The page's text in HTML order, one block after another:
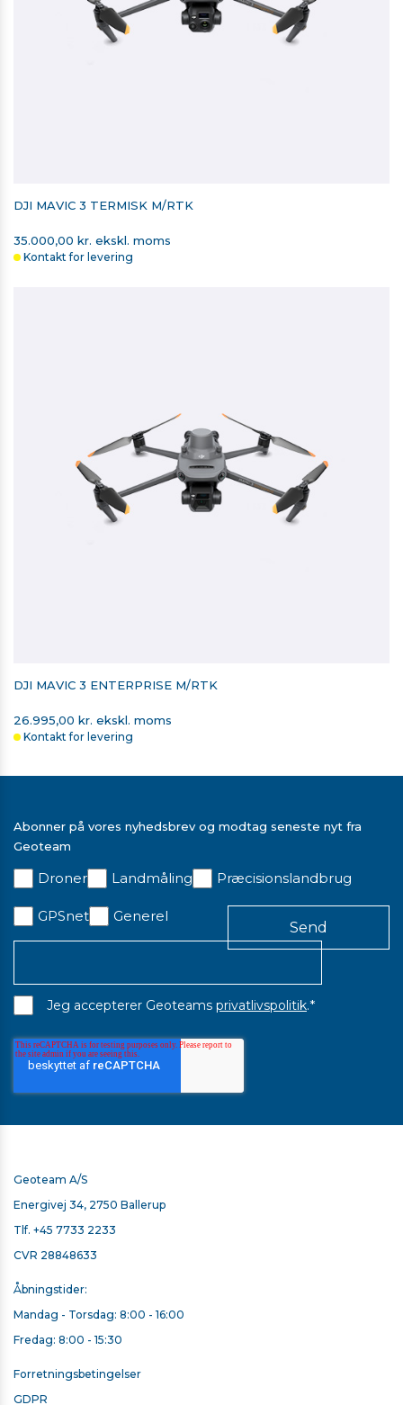
DJI MAVIC 3 TERMISK M/RTK
35.000,00 kr. ekskl. moms
Kontakt for levering
DJI MAVIC 3 ENTERPRISE M/RTK
26.995,00 kr. ekskl. moms
Kontakt for levering
Abonner på vores nyhedsbrev og modtag seneste nyt fra
Geoteam
Droner Landmåling Præcisionslandbrug
GPSnet Generel
Jeg accepterer Geoteams privatlivspolitik.*
Geoteam A/S
Energivej 34, 2750 Ballerup
Tlf. +45 7733 2233
CVR 28848633
Åbningstider:
Mandag - Torsdag: 8:00 - 16:00
Fredag: 8:00 - 15:30
Forretningsbetingelser
GDPR